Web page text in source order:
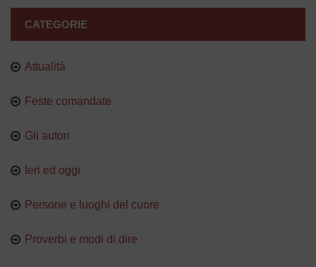
CATEGORIE
Attualità
Feste comandate
Gli autori
Ieri ed oggi
Persone e luoghi del cuore
Proverbi e modi di dire